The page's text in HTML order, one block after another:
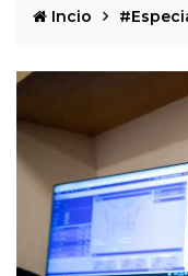
Incio